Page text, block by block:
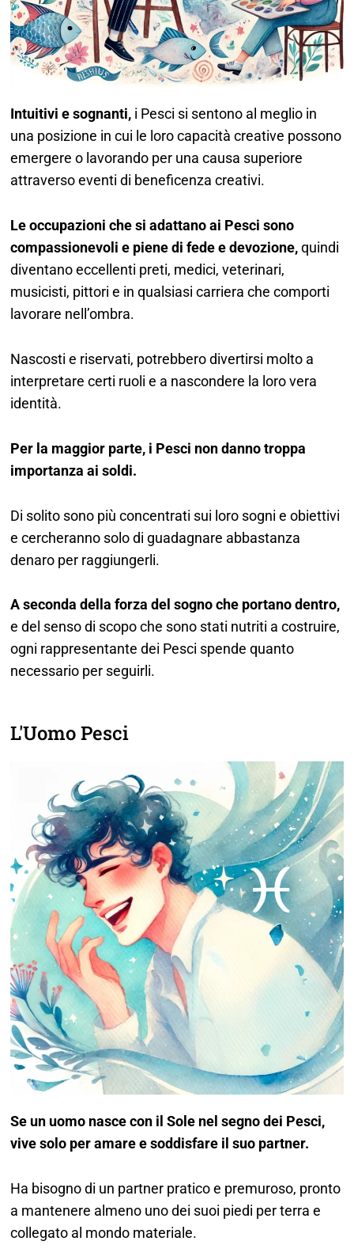
Intuitivi e sognanti, i Pesci si sentono al meglio in
una posizione in cui le loro capacità creative possono
emergere o lavorando per una causa superiore
attraverso eventi di beneficenza creativi.
Le occupazioni che si adattano ai Pesci sono
compassionevoli e piene di fede e devozione,quindi
diventano eccellenti preti, medici, veterinari,
musicisti, pittori e in qualsiasi carriera che comporti
lavorare nell’ombra.
Nascosti e riservati, potrebbero divertirsi molto a
interpretare certi ruoli e a nascondere la loro vera
identità.
Per la maggior parte, i Pesci non danno troppa
importanza ai soldi.
Di solito sono più concentrati sui loro sogni e obiettivi
e cercheranno solo di guadagnare abbastanza
denaro per raggiungerli.
A seconda della forza del sogno che portano dentro,
e del senso di scopo che sono stati nutriti a costruire,
ogni rappresentante dei Pesci spende quanto
necessario per seguirli.
L'Uomo Pesci
Se un uomo nasce con il Sole nel segno dei Pesci,
vive solo per amare e soddisfare il suo partner.
Ha bisogno di un partner pratico e premuroso, pronto
a mantenere almeno uno dei suoi piedi per terra e
collegato al mondo materiale.